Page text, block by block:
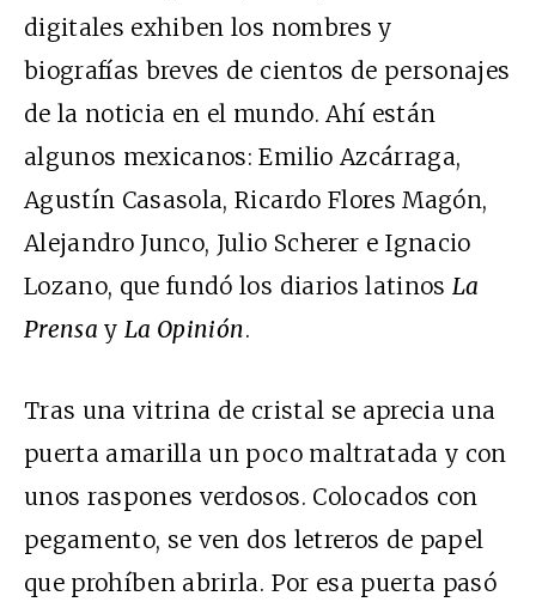
digitales exhiben los nombres y
biografías breves de cientos de personajes
de la noticia en el mundo. Ahí están
algunos mexicanos: Emilio Azcárraga,
Agustín Casasola, Ricardo Flores Magón,
Alejandro Junco, Julio Scherer e Ignacio
Lozano, que fundó los diarios latinos La
Prensa y La Opinión.
Tras una vitrina de cristal se aprecia una
puerta amarilla un poco maltratada y con
unos raspones verdosos. Colocados con
pegamento, se ven dos letreros de papel
que prohíben abrirla. Por esa puerta pasó